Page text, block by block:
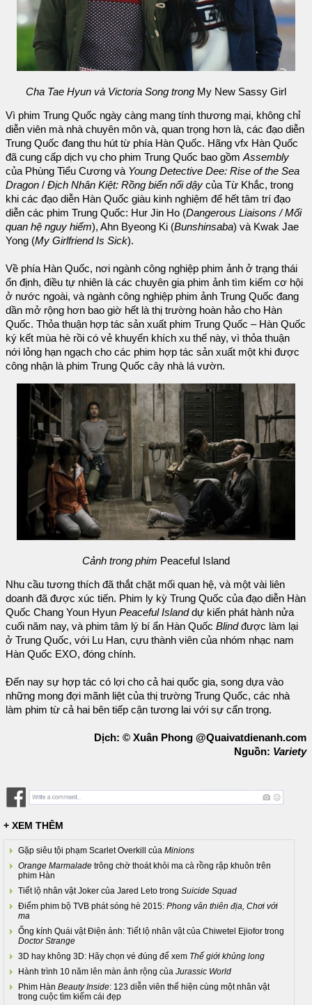
Cha Tae Hyun và Victoria Song trong My New Sassy Girl
Vì phim Trung Quốc ngày càng mang tính thương mại, không chỉ
diễn viên mà nhà chuyên môn và, quan trọng hơn là, các đạo diễn
Trung Quốc đang thu hút từ phía Hàn Quốc. Hãng vfx Hàn Quốc
đã cung cấp dịch vụ cho phim Trung Quốc bao gồmAssembly
của Phùng Tiểu Cương và Young Detective Dee: Rise of the Sea
Dragon / Địch Nhân Kiệt: Rồng biển nổi dậy của Từ Khắc, trong
khi các đạo diễn Hàn Quốc giàu kinh nghiệm để hết tâm trí đạo
diễn các phim Trung Quốc: Hur Jin Ho (Dangerous Liaisons / Mối
quan hệ nguy hiểm), Ahn Byeong Ki (Bunshinsaba) và Kwak Jae
Yong (My Girlfriend Is Sick).
Về phía Hàn Quốc, nơi ngành công nghiệp phim ảnh ở trạng thái
ổn định, điều tự nhiên là các chuyên gia phim ảnh tìm kiếm cơ hội
ở nước ngoài, và ngành công nghiệp phim ảnh Trung Quốc đang
dần mở rộng hơn bao giờ hết là thị trường hoàn hảo cho Hàn
Quốc. Thỏa thuận hợp tác sản xuất phim Trung Quốc – Hàn Quốc
ký kết mùa hè rồi có vẻ khuyến khích xu thế này, vì thỏa thuận
nới lỏng hạn ngạch cho các phim hợp tác sản xuất một khi được
công nhận là phim Trung Quốc cây nhà lá vườn.
Cảnh trong phim Peaceful Island
Nhu cầu tương thích đã thắt chặt mối quan hệ, và một vài liên
doanh đã được xúc tiến. Phim ly kỳ Trung Quốc của đạo diễn Hàn
Quốc Chang Youn Hyun Peaceful Islanddự kiến phát hành nửa
cuối năm nay, và phim tâm lý bí ẩn Hàn Quốc Blindđược làm lại
ở Trung Quốc, với Lu Han, cựu thành viên của nhóm nhạc nam
Hàn Quốc EXO, đóng chính.
Đến nay sự hợp tác có lợi cho cả hai quốc gia, song dựa vào
những mong đợi mãnh liệt của thị trường Trung Quốc, các nhà
làm phim từ cả hai bên tiếp cận tương lai với sự cẩn trọng.
Dịch: © Xuân Phong @Quaivatdienanh.com
Nguồn: Variety
+ XEM THÊM
Gặp siêu tội phạm Scarlet Overkill của Minions
Orange Marmalade trông chờ thoát khỏi ma cà rồng rập khuôn trên
phim Hàn
Tiết lộ nhân vật Joker của Jared Leto trong Suicide Squad
Điểm phim bộ TVB phát sóng hè 2015: Phong vân thiên địa, Chơi với
ma
Ống kính Quái vật Điện ảnh: Tiết lộ nhân vật của Chiwetel Ejiofor trong
Doctor Strange
3D hay không 3D: Hãy chọn vé đúng để xem Thế giới khủng long
Hành trình 10 năm lên màn ảnh rộng của Jurassic World
Phim Hàn Beauty Inside: 123 diễn viên thể hiện cùng một nhân vật
trong cuộc tìm kiếm cái đẹp